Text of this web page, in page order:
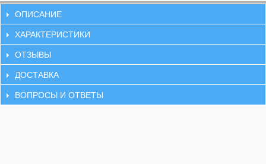
ОПИСАНИЕ
ХАРАКТЕРИСТИКИ
ОТЗЫВЫ
ДОСТАВКА
ВОПРОСЫ И ОТВЕТЫ